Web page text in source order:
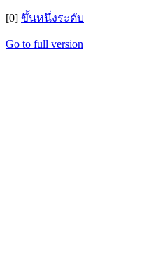
[0] ขึ้นหนึ่งระดับ
Go to full version